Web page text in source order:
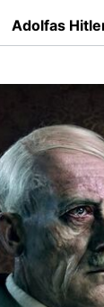
Adolfas